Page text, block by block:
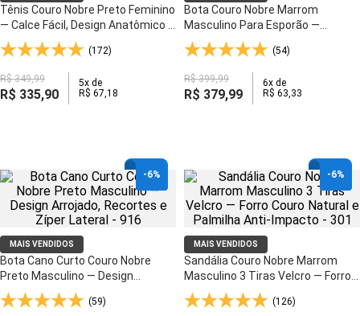
Tênis Couro Nobre Preto Feminino
— Calce Fácil, Design Anatômico e
Solado Ultraleve - 1403
(172)
R$ 349,99
R$ 335,90
5x de
R$ 67,18
Bota Couro Nobre Marrom
Masculino Para Esporão —
Elástico Lateral e Palmilha Anti-
Impacto - 3054
(54)
R$ 399,99
R$ 379,99
6x de
R$ 63,33
-6%
MAIS VENDIDOS
Bota Cano Curto Couro Nobre
Preto Masculino — Design
Arrojado, Recortes e Zíper Lateral
- 916
(59)
-6%
MAIS VENDIDOS
Sandália Couro Nobre Marrom
Masculino 3 Tiras Velcro — Forro
Couro Natural e Palmilha Anti-
Impacto - 301
(126)